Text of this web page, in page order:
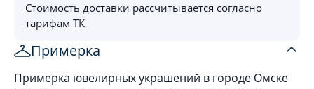
Стоимость доставки рассчитывается согласно
тарифам ТК
Примерка
Примерка ювелирных украшений в городе Омске